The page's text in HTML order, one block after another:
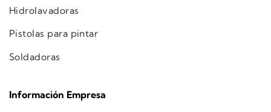
Hidrolavadoras
Pistolas para pintar
Soldadoras
Información Empresa